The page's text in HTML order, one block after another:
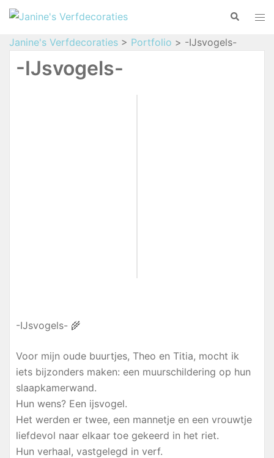
Janine's Verfdecoraties > Portfolio > -IJsvogels-
-IJsvogels-
-IJsvogels- 🌾
Voor mijn oude buurtjes, Theo en Titia, mocht ik
iets bijzonders maken: een muurschildering op hun
slaapkamerwand.
Hun wens? Een ijsvogel.
Het werden er twee, een mannetje en een vrouwtje
liefdevol naar elkaar toe gekeerd in het riet.
Hun verhaal, vastgelegd in verf.